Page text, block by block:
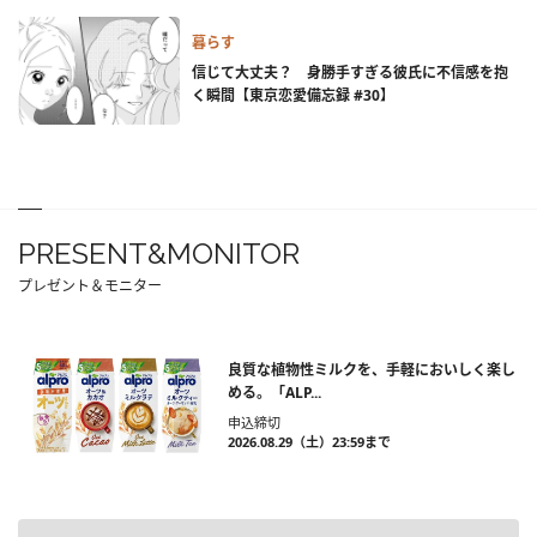
暮らす
信じて大丈夫？ 身勝手すぎる彼氏に不信感を抱
く瞬間【東京恋愛備忘録 #30】
PRESENT&MONITOR
プレゼント＆モニター
良質な植物性ミルクを、手軽においしく楽し
める。「ALP...
申込締切
2026.08.29（土）23:59まで